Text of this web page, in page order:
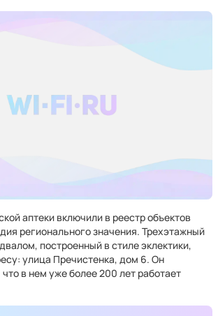
аптеки включили в реестр объектов
регионального значения. Трехэтажный
построенный в стиле эклектики,
улица Пречистенка, дом 6. Он
в нем уже более 200 лет работает